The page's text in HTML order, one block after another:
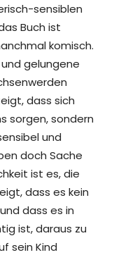
sensiblen
Buch ist
komisch.
gelungene
dass sich
sorgen, sondern
und
doch Sache
ist es, die
dass es kein
dass es in
ist, daraus zu
sein Kind